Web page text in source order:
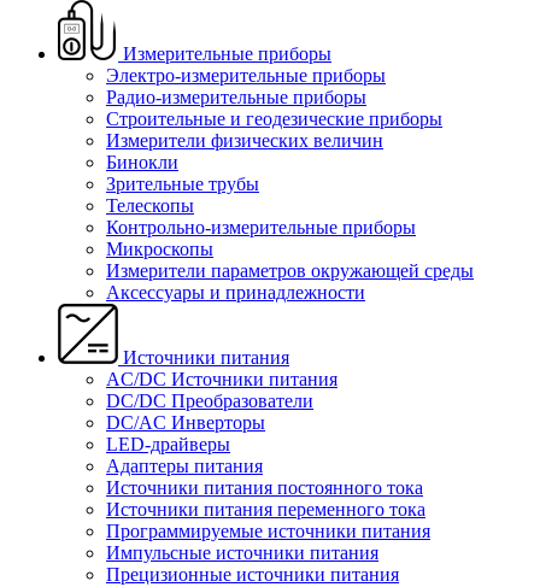
Измерительные приборы
Электро-измерительные приборы
Радио-измерительные приборы
Строительные и геодезические приборы
Измерители физических величин
Бинокли
Зрительные трубы
Телескопы
Контрольно-измерительные приборы
Микроскопы
Измерители параметров окружающей среды
Аксессуары и принадлежности
Источники питания
AC/DC Источники питания
DC/DC Преобразователи
DC/AC Инверторы
LED-драйверы
Адаптеры питания
Источники питания постоянного тока
Источники питания переменного тока
Программируемые источники питания
Импульсные источники питания
Прецизионные источники питания